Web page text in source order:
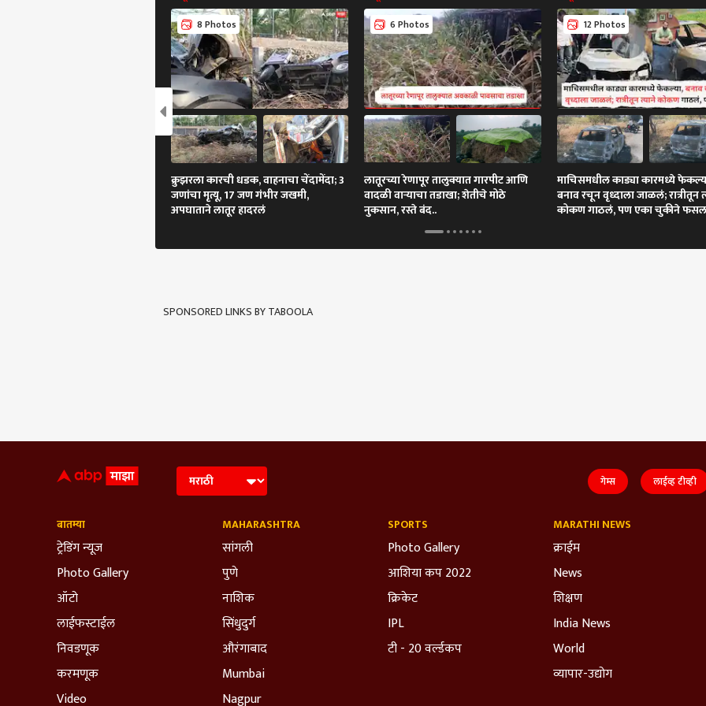
8 Photos
क्रुझरला कारची धडक, वाहनाचा चेंदामेंदा; 3
जणांचा मृत्यू, 17 जण गंभीर जखमी,
अपघाताने लातूर हादरलं
6 Photos
लातूरच्या रेणापूर तालुक्यात गारपीट आणि
वादळी वाऱ्याचा तडाखा; शेतीचे मोठे
नुकसान, रस्ते बंद..
12 Photos
माचिसमधील काड्या कारमध्ये
बनाव रचून वृध्दाला जाळलं; रात्रीतून
कोकण गाठलं, पण एका चुकीने
SPONSORED LINKS BY TABOOLA
गेम्स लाईव्ह टीव्ही
बातम्या
ट्रेडिंग न्यूज
Photo Gallery
ऑटो
लाईफस्टाईल
निवडणूक
करमणूक
Video
MAHARASHTRA
सांगली
पुणे
नाशिक
सिंधुदुर्ग
औरंगाबाद
Mumbai
Nagpur
SPORTS
Photo Gallery
आशिया कप 2022
क्रिकेट
IPL
टी - 20 वर्ल्डकप
MARATHI NEWS
क्राईम
News
शिक्षण
India News
World
व्यापार-उद्योग